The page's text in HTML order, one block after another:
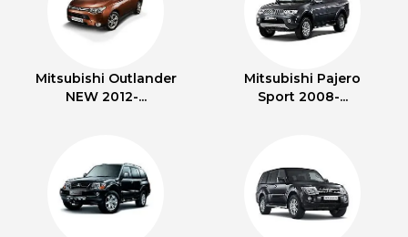
Mitsubishi Outlander
NEW 2012-...
Mitsubishi Pajero
Sport 2008-...